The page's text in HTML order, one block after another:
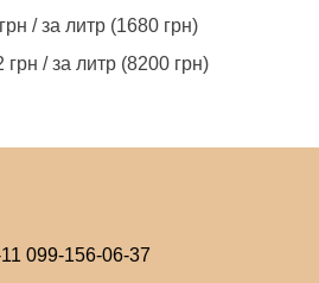
/ за литр (1680 грн)
/ за литр (8200 грн)
099-156-06-37